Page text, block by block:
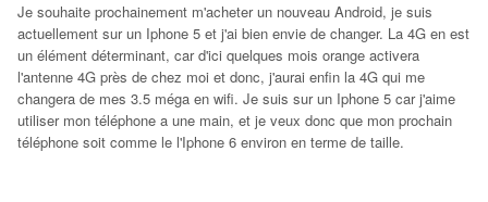
Je souhaite prochainement m'acheter un nouveau Android, je suis
actuellement sur un Iphone 5 et j'ai bien envie de changer. La 4G en est
un élément déterminant, car d'ici quelques mois orange activera
l'antenne 4G près de chez moi et donc, j'aurai enfin la 4G qui me
changera de mes 3.5 méga en wifi. Je suis sur un Iphone 5 car j'aime
utiliser mon téléphone a une main, et je veux donc que mon prochain
téléphone soit comme le l'Iphone 6 environ en terme de taille.